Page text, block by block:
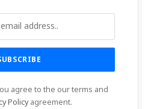
agree to the our terms and
Policyagreement.